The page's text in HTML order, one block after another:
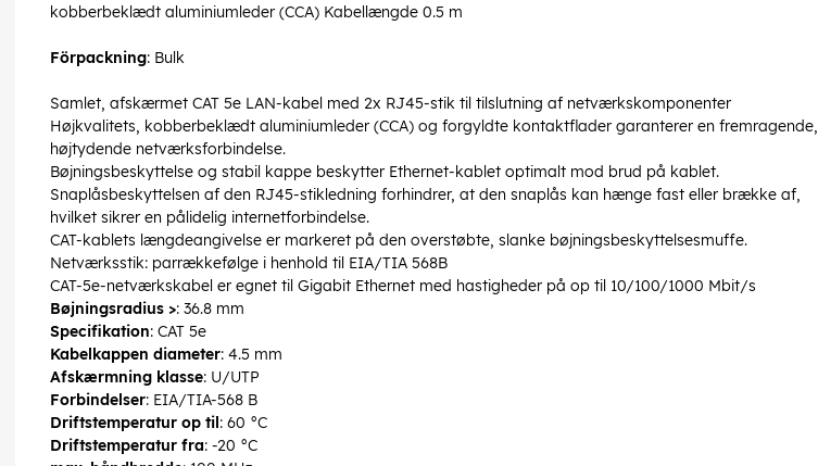
kobberbeklædt aluminiumleder (CCA) Kabellængde 0.5 m
Förpackning: Bulk
Samlet, afskærmet CAT 5e LAN-kabel med 2x RJ45-stik til tilslutning af netværkskomponenter
Højkvalitets, kobberbeklædt aluminiumleder (CCA) og forgyldte kontaktflader garanterer en fremragende,
højtydende netværksforbindelse.
Bøjningsbeskyttelse og stabil kappe beskytter Ethernet-kablet optimalt mod brud på kablet.
Snaplåsbeskyttelsen af den RJ45-stikledning forhindrer, at den snaplås kan hænge fast eller brække af,
hvilket sikrer en pålidelig internetforbindelse.
CAT-kablets længdeangivelse er markeret på den overstøbte, slanke bøjningsbeskyttelsesmuffe.
Netværksstik: parrækkefølge i henhold til EIA/TIA 568B
CAT-5e-netværkskabel er egnet til Gigabit Ethernet med hastigheder på op til 10/100/1000 Mbit/s
Bøjningsradius >: 36.8 mm
Specifikation: CAT 5e
Kabelkappen diameter: 4.5 mm
Afskærmning klasse: U/UTP
Forbindelser: EIA/TIA-568 B
Driftstemperatur op til : 60 °C
Driftstemperatur fra: -20 °C